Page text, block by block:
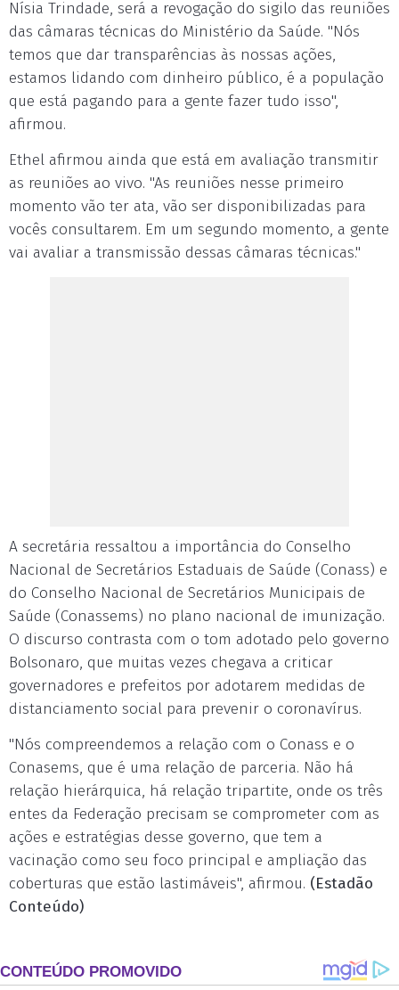
Nísia Trindade, será a revogação do sigilo das reuniões
das câmaras técnicas do Ministério da Saúde. "Nós
temos que dar transparências às nossas ações,
estamos lidando com dinheiro público, é a população
que está pagando para a gente fazer tudo isso",
afirmou.
Ethel afirmou ainda que está em avaliação transmitir
as reuniões ao vivo. "As reuniões nesse primeiro
momento vão ter ata, vão ser disponibilizadas para
vocês consultarem. Em um segundo momento, a gente
vai avaliar a transmissão dessas câmaras técnicas."
A secretária ressaltou a importância do Conselho
Nacional de Secretários Estaduais de Saúde (Conass) e
do Conselho Nacional de Secretários Municipais de
Saúde (Conassems) no plano nacional de imunização.
O discurso contrasta com o tom adotado pelo governo
Bolsonaro, que muitas vezes chegava a criticar
governadores e prefeitos por adotarem medidas de
distanciamento social para prevenir o coronavírus.
"Nós compreendemos a relação com o Conass e o
Conasems, que é uma relação de parceria. Não há
relação hierárquica, há relação tripartite, onde os três
entes da Federação precisam se comprometer com as
ações e estratégias desse governo, que tem a
vacinação como seu foco principal e ampliação das
coberturas que estão lastimáveis", afirmou. (Estadão
Conteúdo)